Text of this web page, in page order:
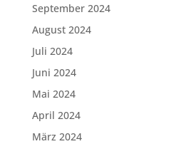
September 2024
August 2024
Juli 2024
Juni 2024
Mai 2024
April 2024
März 2024